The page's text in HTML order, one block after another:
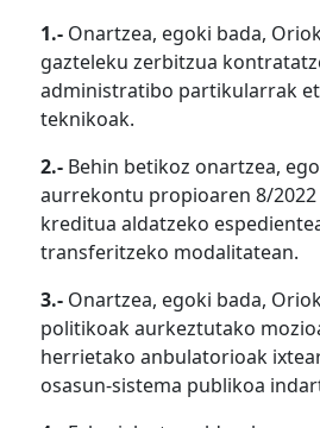
1.- Onartzea, egoki bada,
gazteleku zerbitzua
administratibo partikularrak
teknikoak.
2.- Behin betikoz onartzea,
aurrekontu propioaren 8/
kreditua aldatzeko
transferitzeko modalitatean.
3.- Onartzea, egoki bada,
politikoak aurkeztutako
herrietako anbulatorioak
osasun-sistema publikoa